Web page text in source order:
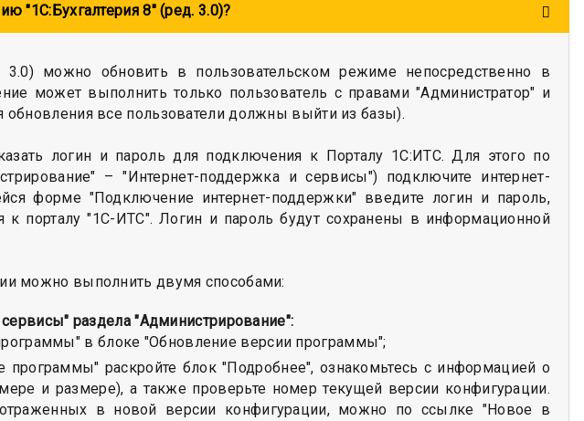
"1С:Бухгалтерия 8" (ред. 3.0)?
3.0) можно обновить в пользовательском режиме непосредственно в
может выполнить только пользователь с правами "Администратор" и
все пользователи должны выйти из базы).
логин и пароль для подключения к Порталу 1С:ИТС. Для этого по
– "Интернет-поддержка и сервисы") подключите интернет-
форме "Подключение интернет-поддержки" введите логин и пароль,
к порталу "1С-ИТС". Логин и пароль будут сохранены в информационной
можно выполнить двумя способами:
раздела "Администрирование":
в блоке "Обновление версии программы";
раскройте блок "Подробнее", ознакомьтесь с информацией о
и размере), а также проверьте номер текущей версии конфигурации.
отраженных в новой версии конфигурации, можно по ссылке "Новое в